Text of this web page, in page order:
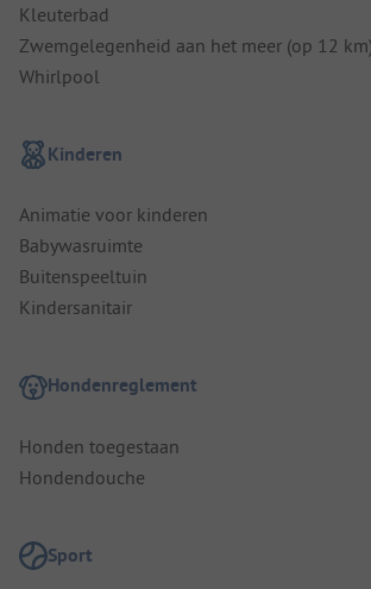
Kleuterbad
Zwemgelegenheid aan het meer (op 12
Whirlpool
Kinderen
Animatie voor kinderen
Babywasruimte
Buitenspeeltuin
Kindersanitair
Hondenreglement
Honden toegestaan
Hondendouche
Sport